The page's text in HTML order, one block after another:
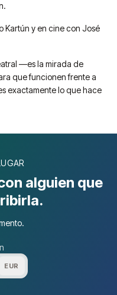
Kartún y en cine con José
—es la mirada de
que funcionen frente a
exactamente lo que hace
alguien que
EUR